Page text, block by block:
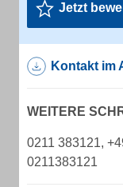
Jetzt
Kontakt im
WEITERE
0211 383121,
0211383121